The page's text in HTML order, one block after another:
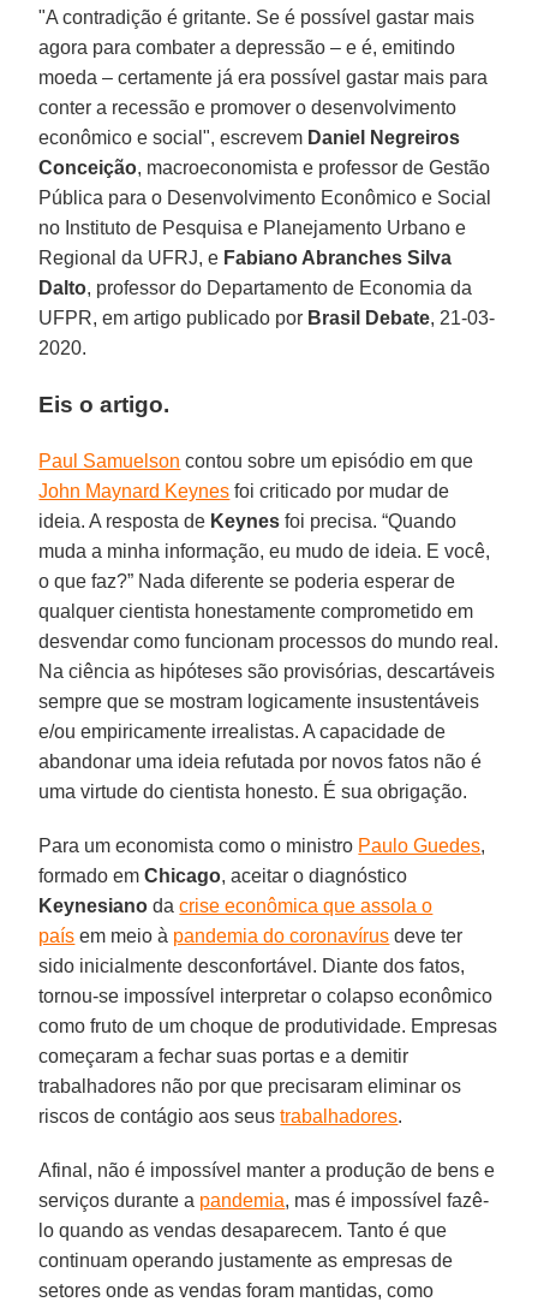
"A contradição é gritante. Se é possível gastar mais
agora para combater a depressão – e é, emitindo
moeda – certamente já era possível gastar mais para
conter a recessão e promover o desenvolvimento
econômico e social", escrevem Daniel Negreiros
Conceição, macroeconomista e professor de Gestão
Pública para o Desenvolvimento Econômico e Social
no Instituto de Pesquisa e Planejamento Urbano e
Regional da UFRJ, e Fabiano Abranches Silva
Dalto, professor do Departamento de Economia da
UFPR, em artigo publicado por Brasil Debate, 21-03-
2020.
Eis o artigo.
Paul Samuelson contou sobre um episódio em que
John Maynard Keynes foi criticado por mudar de
ideia. A resposta de Keynes foi precisa. “Quando
muda a minha informação, eu mudo de ideia. E você,
o que faz?” Nada diferente se poderia esperar de
qualquer cientista honestamente comprometido em
desvendar como funcionam processos do mundo real.
Na ciência as hipóteses são provisórias, descartáveis
sempre que se mostram logicamente insustentáveis
e/ou empiricamente irrealistas. A capacidade de
abandonar uma ideia refutada por novos fatos não é
uma virtude do cientista honesto. É sua obrigação.
Para um economista como o ministro Paulo Guedes,
formado emChicago, aceitar o diagnóstico
Keynesiano dacrise econômica que assola o
país em meio à pandemia do coronavírus deve ter
sido inicialmente desconfortável. Diante dos fatos,
tornou-se impossível interpretar o colapso econômico
como fruto de um choque de produtividade. Empresas
começaram a fechar suas portas e a demitir
trabalhadores não por que precisaram eliminar os
riscos de contágio aos seustrabalhadores.
Afinal, não é impossível manter a produção de bens e
serviços durante a pandemia, mas é impossível fazê-
lo quando as vendas desaparecem. Tanto é que
continuam operando justamente as empresas de
setores onde as vendas foram mantidas, como